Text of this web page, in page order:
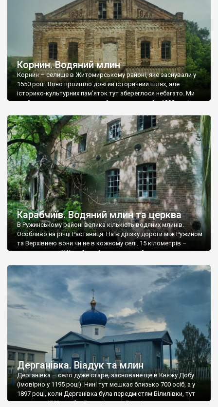
Корнин. Водяний млин
Корнин – селище в Житомирському районі, яке заснували у
1550 році. Воно пройшло довгий історичний шлях, але
історико-культурних пам’яток тут збереглося небагато. Ми
знайшли лише одну – водяний млин зведений у 1898 році.
кому цікаво. Фото Романа Маленкова, Сергія Щербія.
Карабчиїв. Водяний млин та церква
В Ружинському районі велика кількість водяних млинів.
Особливо на річці Раставиця. На відрізку дороги між Ружином
та Верхівнею вони чи не в кожному селі. 15 кілометрів –
чотири млина. У Карабчиєві теж є водяний млин, щоправда
неможливо нормально сфотографувати. Звели млин на
початку 20 століття. […]
Дерганівка. Віадук та млин
Дерганівка – село дуже старе, засноване ще в Княжу Добу
(імовірно у 1195 році). Нині тут мешкає близько 700 осіб, а у
1897 році, коли Дерганівка була передмістям Білилівки, тут
мешкало 1702 особи. Дерганівка та Білилівка зараз